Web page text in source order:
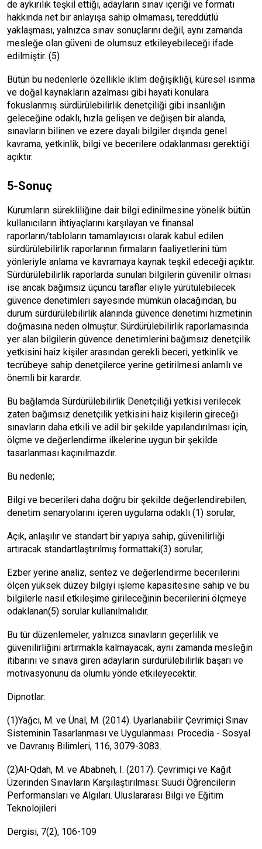
de aykırılık teşkil ettiği, adayların sınav içeriği ve formatı
hakkında net bir anlayışa sahip olmaması, tereddütlü
yaklaşması, yalnızca sınav sonuçlarını değil, aynı zamanda
mesleğe olan güveni de olumsuz etkileyebileceği ifade
edilmiştir. (5)
Bütün bu nedenlerle özellikle iklim değişikliği, küresel ısınma
ve doğal kaynakların azalması gibi hayati konulara
fokuslanmış sürdürülebilirlik denetçiliği gibi insanlığın
geleceğine odaklı, hızla gelişen ve değişen bir alanda,
sınavların bilinen ve ezere dayalı bilgiler dışında genel
kavrama, yetkinlik, bilgi ve becerilere odaklanması gerektiği
açıktır.
5-Sonuç
Kurumların sürekliliğine dair bilgi edinilmesine yönelik bütün
kullanıcıların ihtiyaçlarını karşılayan ve finansal
raporların/tabloların tamamlayıcısı olarak kabul edilen
sürdürülebilirlik raporlarının firmaların faaliyetlerini tüm
yönleriyle anlama ve kavramaya kaynak teşkil edeceği açıktır.
Sürdürülebilirlik raporlarda sunulan bilgilerin güvenilir olması
ise ancak bağımsız üçüncü taraflar eliyle yürütülebilecek
güvence denetimleri sayesinde mümkün olacağından, bu
durum sürdürülebilirlik alanında güvence denetimi hizmetinin
doğmasına neden olmuştur. Sürdürülebilirlik raporlamasında
yer alan bilgilerin güvence denetimlerini bağımsız denetçilik
yetkisini haiz kişiler arasından gerekli beceri, yetkinlik ve
tecrübeye sahip denetçilerce yerine getirilmesi anlamlı ve
önemli bir karardır.
Bu bağlamda Sürdürülebilirlik Denetçiliği yetkisi verilecek
zaten bağımsız denetçilik yetkisini haiz kişilerin gireceği
sınavların daha etkili ve adil bir şekilde yapılandırılması için,
ölçme ve değerlendirme ilkelerine uygun bir şekilde
tasarlanması kaçınılmazdır.
Bu nedenle;
Bilgi ve becerileri daha doğru bir şekilde değerlendirebilen,
denetim senaryolarını içeren uygulama odaklı (1) sorular,
Açık, anlaşılır ve standart bir yapıya sahip, güvenilirliği
artıracak standartlaştırılmış formattaki(3) sorular,
Ezber yerine analiz, sentez ve değerlendirme becerilerini
ölçen yüksek düzey bilgiyi işleme kapasitesine sahip ve bu
bilgilerle nasıl etkileşime girileceğinin becerilerini ölçmeye
odaklanan(5) sorular kullanılmalıdır.
Bu tür düzenlemeler, yalnızca sınavların geçerlilik ve
güvenilirliğini artırmakla kalmayacak, aynı zamanda mesleğin
itibarını ve sınava giren adayların sürdürülebilirlik başarı ve
motivasyonunu da olumlu yönde etkileyecektir.
Dipnotlar:
(1)Yağcı, M. ve Ünal, M. (2014). Uyarlanabilir Çevrimiçi Sınav
Sisteminin Tasarlanması ve Uygulanması. Procedia - Sosyal
ve Davranış Bilimleri, 116, 3079-3083.
(2)Al-Qdah, M. ve Ababneh, I. (2017). Çevrimiçi ve Kağıt
Üzerinden Sınavların Karşılaştırılması: Suudi Öğrencilerin
Performansları ve Algıları. Uluslararası Bilgi ve Eğitim
Teknolojileri
Dergisi, 7(2), 106-109